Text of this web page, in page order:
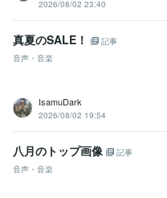
2026/08/02 23:40
真夏のSALE！
記事
音声・音楽
IsamuDark
2026/08/02 19:54
八月のトップ画像
記事
音声・音楽